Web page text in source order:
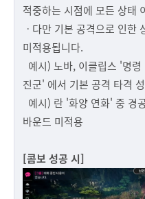
적중하는 시점에 모든 상태
ㆍ다만 기본 공격으로 인한
미적용됩니다.
예시) 노바, 이클립스 '명
진군' 에서 기본 공격 타격
예시) 란 '화양 연화' 중 경
바운드 미적용
[콤보 성공 시]